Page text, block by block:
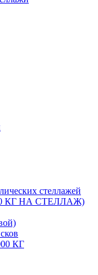
стеллажей
КГ НА СТЕЛЛАЖ)
КГ